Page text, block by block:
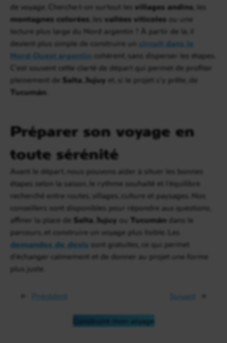
de voyage. Cherche-t-on surtout les villages andins , les
montagnes colorées , les vallées viticoles ou une
lecture plus large du Nord argentin ? À partir de là, il
devient plus simple de construire un circuit dans le
Nord-Ouest argentin cohérent, sans disperser les étapes.
C’est souvent cette clarté de départ qui permet de profiter
pleinement de Salta Jujuy et, si le projet s’y prête, de
Tucumán
Préparer son voyage en
toute sérénité
Avant le départ, nous pouvons aider à situer les bonnes
étapes selon la saison, le rythme souhaité et l’équilibre
recherché entre routes, villages, culture et paysages. Nos
conseillers sont disponibles pour répondre aux questions,
affiner la place de Salta Jujuy Tucumán dans le
parcours, et construire un voyage plus lisible. Les
demandes de devis sont gratuites, ce qui permet
d’échanger calmement et de donner au projet une forme
plus juste.
← Suivant →
Construire mon voyage